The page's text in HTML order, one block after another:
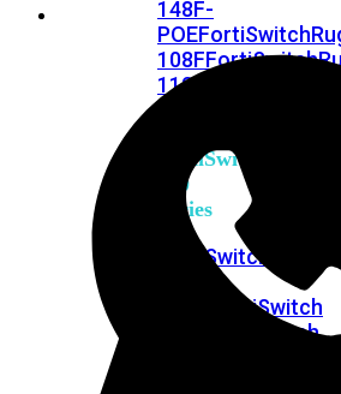
148F-
POE
108F
112F-
FortiSwitch
200
Series
FortiSwitch
FortiSwitch
FortiSwitch